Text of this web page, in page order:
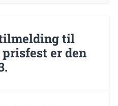
til
er den